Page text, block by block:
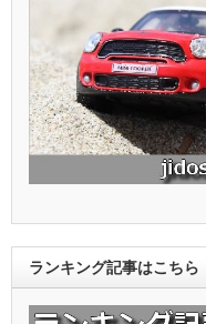
ランキング記事はこちら